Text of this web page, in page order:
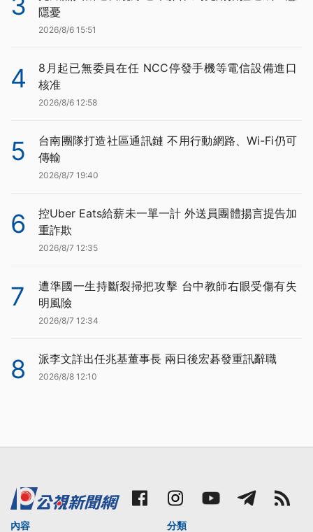
隱憂
2026/8/6 15:51
4
8月起已無委員在任 NCC停發手機等電信設備進口
核准
2026/8/6 12:58
5
台南團隊打造社區通訊鏈 不用行動網路、Wi-Fi仍可
傳輸
2026/8/7 19:40
6
控Uber Eats給薪未一單一計 外送員團體揚言提告加
重詐欺
2026/8/7 12:35
7
遭準國一生持斷裂掃把攻擊 台中教師右眼受傷有失
明風險
2026/8/7 12:34
8 派李文詳出任兆基董事長 兩日後宏碁發重訊辭職
2026/8/8 12:10
內容
分類